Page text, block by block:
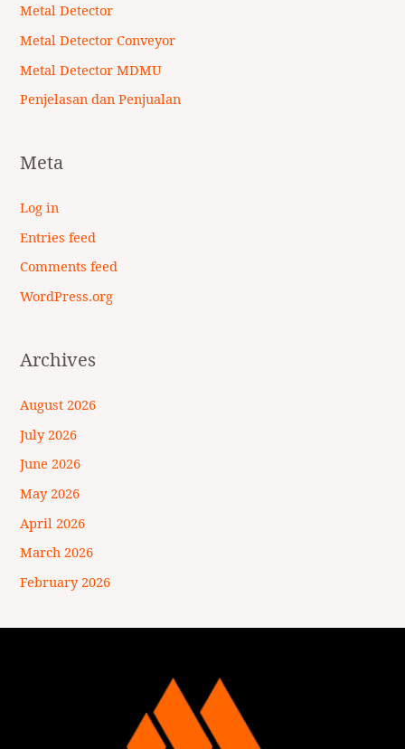
Metal Detector
Metal Detector Conveyor
Metal Detector MDMU
Penjelasan dan Penjualan
Meta
Log in
Entries feed
Comments feed
WordPress.org
Archives
August 2026
July 2026
June 2026
May 2026
April 2026
March 2026
February 2026